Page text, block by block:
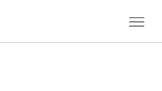
T